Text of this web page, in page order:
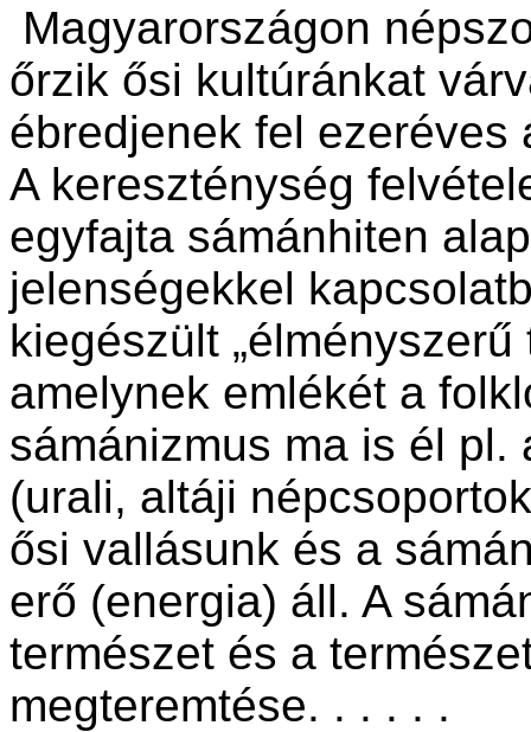
Magyarországon
őrzik ősi kultúránkat
ébredjenek fel ezeréves
A kereszténység
egyfajta sámánhiten
jelenségekkel
kiegészült
amelynek emlékét a
sámánizmus ma is él
(urali, altáji
ősi vallásunk és a
erő (energia) áll. A
természet és a
megteremtése. . . . . .